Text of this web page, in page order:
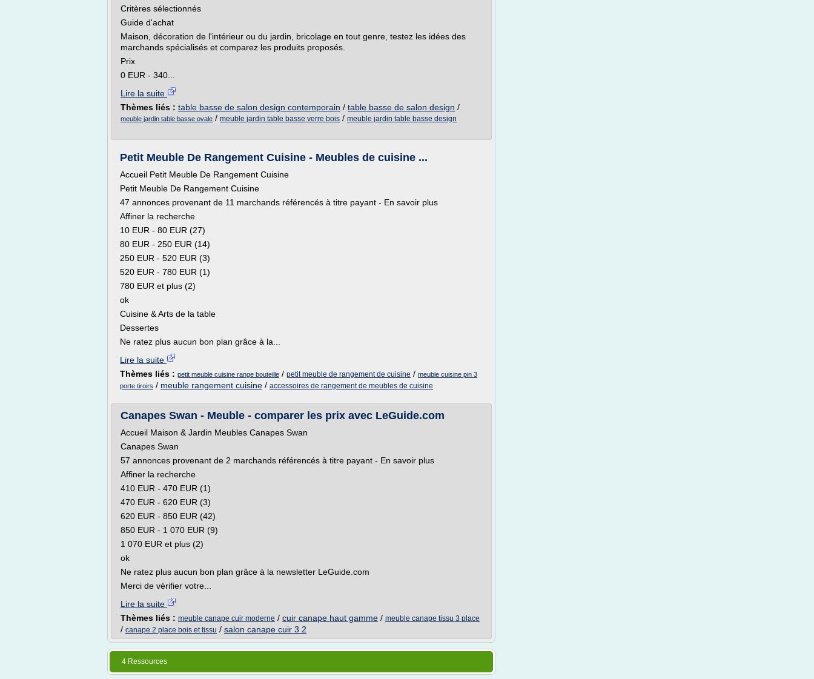
Critères sélectionnés
Guide d'achat
Maison, décoration de l'intérieur ou du jardin, bricolage en tout genre, testez les idées des
marchands spécialisés et comparez les produits proposés.
Prix
0 EUR - 340...
Lire la suite
Thèmes liés : table basse de salon design contemporain / table basse de salon design /
meuble jardin table basse ovale / meuble jardin table basse verre bois / meuble jardin table basse design
Petit Meuble De Rangement Cuisine - Meubles de cuisine ...
Accueil Petit Meuble De Rangement Cuisine
Petit Meuble De Rangement Cuisine
47 annonces provenant de 11 marchands référencés à titre payant - En savoir plus
Affiner la recherche
10 EUR - 80 EUR (27)
80 EUR - 250 EUR (14)
250 EUR - 520 EUR (3)
520 EUR - 780 EUR (1)
780 EUR et plus (2)
ok
Cuisine & Arts de la table
Dessertes
Ne ratez plus aucun bon plan grâce à la...
Lire la suite
Thèmes liés : petit meuble cuisine range bouteille / petit meuble de rangement de cuisine / meuble cuisine pin 3
porte tiroirs / meuble rangement cuisine / accessoires de rangement de meubles de cuisine
Canapes Swan - Meuble - comparer les prix avec LeGuide.com
Accueil Maison & Jardin Meubles Canapes Swan
Canapes Swan
57 annonces provenant de 2 marchands référencés à titre payant - En savoir plus
Affiner la recherche
410 EUR - 470 EUR (1)
470 EUR - 620 EUR (3)
620 EUR - 850 EUR (42)
850 EUR - 1 070 EUR (9)
1 070 EUR et plus (2)
ok
Ne ratez plus aucun bon plan grâce à la newsletter LeGuide.com
Merci de vérifier votre...
Lire la suite
Thèmes liés : meuble canape cuir moderne / cuir canape haut gamme / meuble canape tissu 3 place
/ canape 2 place bois et tissu / salon canape cuir 3 2
4 Ressources